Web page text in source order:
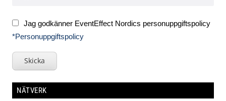
Jag godkänner EventEffect Nordics personuppgiftspolicy
*Personuppgiftspolicy
Skicka
NÄTVERK